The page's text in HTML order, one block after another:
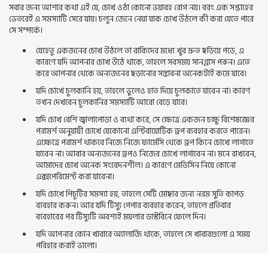
সবার জন্য আশার কথা এই যে, চোখ ওঠা কোনো ভয়াবহ রোগ নয়। বরং এক সপ্তাহের
ভেতরেই এ সমস্যাটি সেরে যায়। চলুন জেনে নেয়া যাক চোখ উঠলে কী করা যেতে পারে
সে সম্পর্কে।
যেহেতু একজনের চোখ উঠলে তা বাকিদের মধ্যে খুব দ্রুত ছড়িয়ে পড়ে, এ
কারণে যদি আপনার চোখ উঠে থাকে, তাহলে সবসময় সানগ্লাস পরুন। এতে
করে আপনার থেকে অন্যজনের ছড়ানোর সম্ভাবনা অনেকটাই কমে যাবে।
যদি চোখে চুলকানি হয়, তাহলে ভুলেও হাত দিয়ে চুলকাতে যাবেন না। কারণ
তখন দেখবেন চুলকানির সমস্যাটি আরো বেড়ে যাবে।
যদি চোখ বেশি জ্বালাপোড়া ও ব্যথা করে, সে ক্ষেত্রে একজন চক্ষু বিশেষজ্ঞের
পরামর্শ অনুযায়ী চোখে যেকোনো এন্টিবায়োটিক ড্রপ ব্যবহার করতে পারেন।
এক্ষেত্রে পরামর্শ থাকবে নিজে নিজে ফার্মেসি থেকে ড্রপ কিনে চোখে লাগাতে
যাবেন না। আবার অন্যজনের ড্রপও নিজের চোখে লাগাবেন না। মনে রাখবেন,
আমাদের চোখ অনেক সংবেদনশীল। এ কারণে মেডিসিন নিয়ে কোনো
এক্সপেরিমেন্ট করা যাবেনা।
যদি চোখে পিচুটির সমস্যা হয়, তাহলে সেটি মোছার জন্য নরম সুতি কাপড়
ব্যবহার করুন। আর যদি টিস্যু পেপার ব্যবহার করেন, তাহলে প্রতিবার
ব্যবহারের পর টিস্যুটি অবশ্যই ময়লার ডাস্টবিনে ফেলে দিন।
যদি আপনার কোন খাবারে অ্যালার্জি থাকে, তাহলে সে খাবারগুলো এ সময়
পরিহার করাই ভালো।